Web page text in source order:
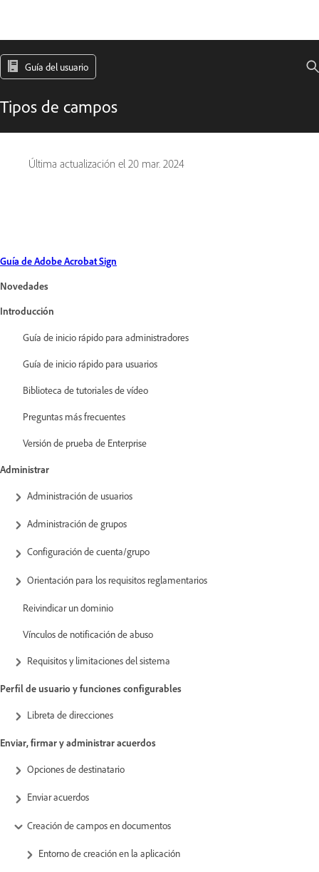
Guía del usuario
Tipos de campos
Última actualización el 20 mar. 2024
Guía de Adobe Acrobat Sign
Novedades
Introducción
Guía de inicio rápido para administradores
Guía de inicio rápido para usuarios
Biblioteca de tutoriales de vídeo
Preguntas más frecuentes
Versión de prueba de Enterprise
Administrar
Administración de usuarios
Administración de grupos
Configuración de cuenta/grupo
Orientación para los requisitos reglamentarios
Reivindicar un dominio
Vínculos de notificación de abuso
Requisitos y limitaciones del sistema
Perfil de usuario y funciones configurables
Libreta de direcciones
Enviar, firmar y administrar acuerdos
Opciones de destinatario
Enviar acuerdos
Creación de campos en documentos
Entorno de creación en la aplicación